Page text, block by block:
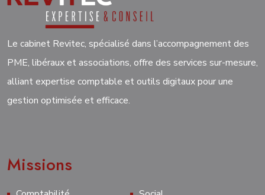
Le cabinet Revitec, spécialisé dans l’accompagnement des
PME, libéraux et associations, offre des services sur-mesure,
alliant expertise comptable et outils digitaux pour une
gestion optimisée et efficace.
Missions